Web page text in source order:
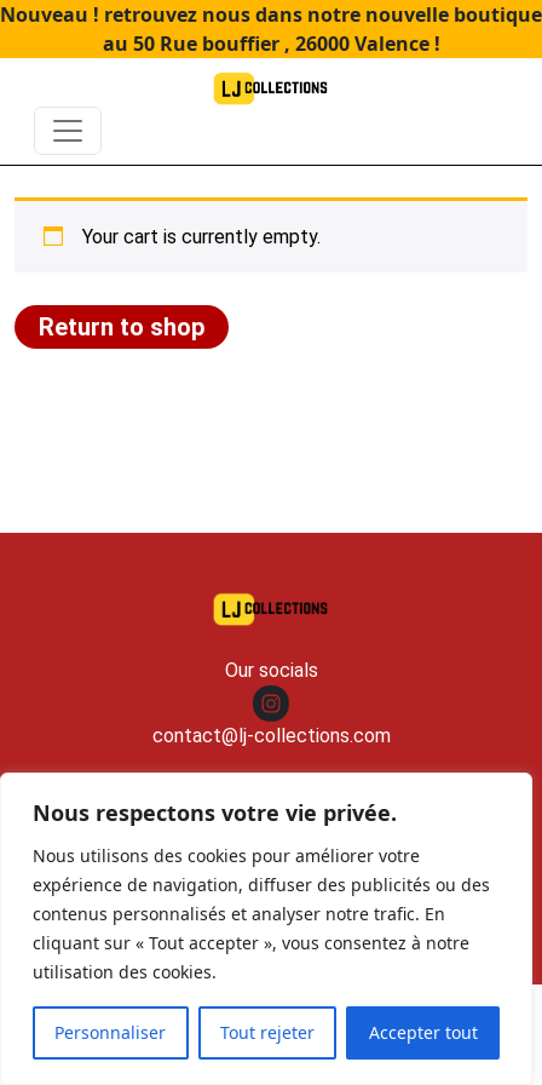
Nous respectons votre vie privée.
Nous utilisons des cookies pour améliorer votre
expérience de navigation, diffuser des publicités ou des
contenus personnalisés et analyser notre trafic. En
cliquant sur « Tout accepter », vous consentez à notre
utilisation des cookies.
Personnaliser Tout rejeter Accepter tout
Nouveau ! retrouvez nous dans notre nouvelle boutique
au 50 Rue bouffier , 26000 Valence !
Your cart is currently empty.
Return to shop
Our socials
contact@lj-collections.com
Sell to us Contact Archives
Copyright© LJcollections 2026 •Legal mentions•Privacy Policy•Terms &
Conditions